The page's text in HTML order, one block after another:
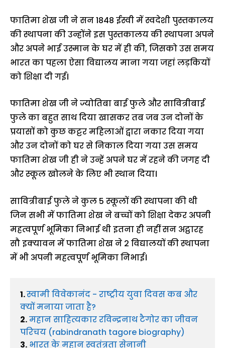
फातिमा शेख जी ने सन 1848 ईस्वी में स्वदेशी पुस्तकालय
की स्थापना की उन्होंने इस पुस्तकालय की स्थापना अपने
और अपने भाई उस्मान के घर में ही की, जिसको उस समय
भारत का पहला ऐसा विद्यालय माना गया जहां लड़कियों
को शिक्षा दी गई।
फातिमा शेख जी ने ज्योतिबा बाई फुले और सावित्रीबाई
फुले का बहुत साथ दिया खासकर तब जब उन दोनों के
प्रयासों को कुछ कट्टर महिलाओं द्वारा नकार दिया गया
और उन दोनों को घर से निकाल दिया गया उस समय
फातिमा शेख जी ही ने उन्हें अपने घर में रहने की जगह दी
और स्कूल खोलने के लिए भी स्थान दिया।
सावित्रीबाई फुले ने कुल 5 स्कूलों की स्थापना की थी
जिन सभी में फातिमा शेख ने बच्चों को शिक्षा देकर अपनी
महत्वपूर्ण भूमिका निभाई थी इतना ही नहीं सन अट्ठारह
सौ इक्यावन में फातिमा शेख ने 2 विद्यालयों की स्थापना
में भी अपनी महत्वपूर्ण भूमिका निभाई।
1. स्वामी विवेकानंद - राष्ट्रीय युवा दिवस कब और
क्यों मनाया जाता है?
2.महान साहित्यकार रविन्द्रनाथ टैगोर का जीवन
परिचय (rabindranath tagore biography)
3. भारत के महान स्वतंत्रता सेनानी